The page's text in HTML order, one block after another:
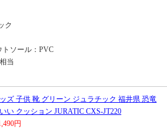
ク
ソール：PVC
当
ズ 子供 靴 グリーン ジュラチック 福井県 恐竜
い クッション JURATIC CXS-JT220
円